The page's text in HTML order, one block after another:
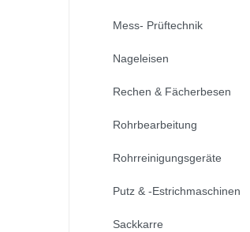
Mess- Prüftechnik
Nageleisen
Rechen & Fächerbesen
Rohrbearbeitung
Rohrreinigungsgeräte
Putz & -Estrichmaschinen
Sackkarre